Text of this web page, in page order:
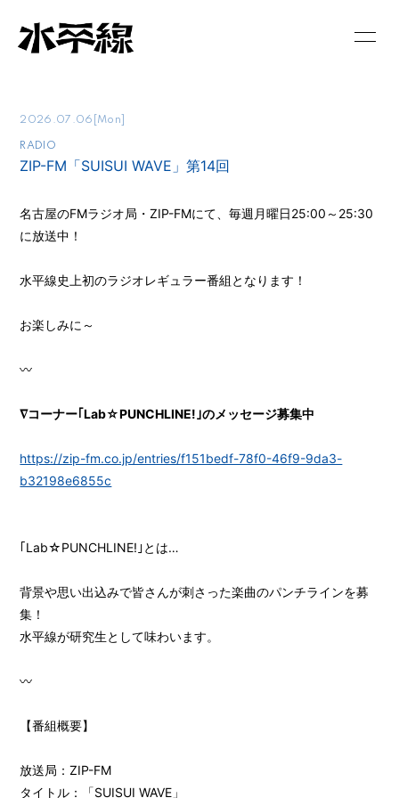
SCHEDULE
RELEASE GOODS
CONTACT
2026.07.06 [Mon]
RADIO
ZIP-FM「SUISUI WAVE」第14回
名古屋のFMラジオ局・ZIP-FMにて、毎週月曜日25:00～25:30
に放送中！
水平線史上初のラジオレギュラー番組となります！
お楽しみに～
〰︎︎
∇コーナー｢Lab☆PUNCHLINE!｣のメッセージ募集中
https://zip-fm.co.jp/entries/f151bedf-78f0-46f9-9da3-
b32198e6855c
｢Lab☆PUNCHLINE!｣とは…
背景や思い出込みで皆さんが刺さった楽曲のパンチラインを募
集！
水平線が研究生として味わいます。
〰︎︎
【番組概要】
放送局：ZIP-FM
タイトル：「SUISUI WAVE」